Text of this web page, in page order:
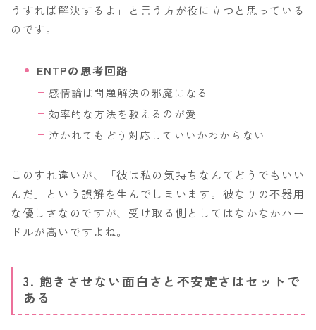
うすれば解決するよ」と言う方が役に立つと思っている
のです。
ENTPの思考回路
感情論は問題解決の邪魔になる
効率的な方法を教えるのが愛
泣かれてもどう対応していいかわからない
このすれ違いが、「彼は私の気持ちなんてどうでもいい
んだ」という誤解を生んでしまいます。彼なりの不器用
な優しさなのですが、受け取る側としてはなかなかハー
ドルが高いですよね。
3. 飽きさせない面白さと不安定さはセットで
ある